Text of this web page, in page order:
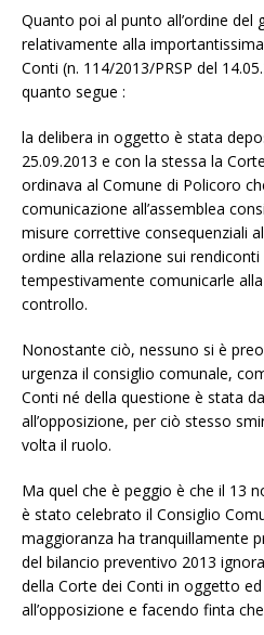
Quanto poi al punto all’ordine del
relativamente alla
Conti (n. 114/2013/PRSP del
quanto segue :
la delibera in oggetto è stata
25.09.2013 e con la stessa la
ordinava al Comune di Policoro
comunicazione all’assemblea
misure correttive consequenziali
ordine alla relazione sui
tempestivamente comunicarle
controllo.
Nonostante ciò, nessuno si è
urgenza il consiglio comunale,
Conti né della questione è stata
all’opposizione, per ciò stesso
volta il ruolo.
Ma quel che è peggio è che il 13
è stato celebrato il Consiglio
maggioranza ha tranquillamente
del bilancio preventivo 2013
della Corte dei Conti in oggetto
all’opposizione e facendo finta